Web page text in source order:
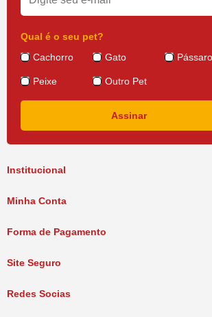
Institucional
Política de Pagamento
Política de Entrega
Minha Conta
Forma de Pagamento
Site Seguro
Redes Socias
Qual é o seu pet?
Cachorro
Gato Pássaro
Peixe Outro Pet